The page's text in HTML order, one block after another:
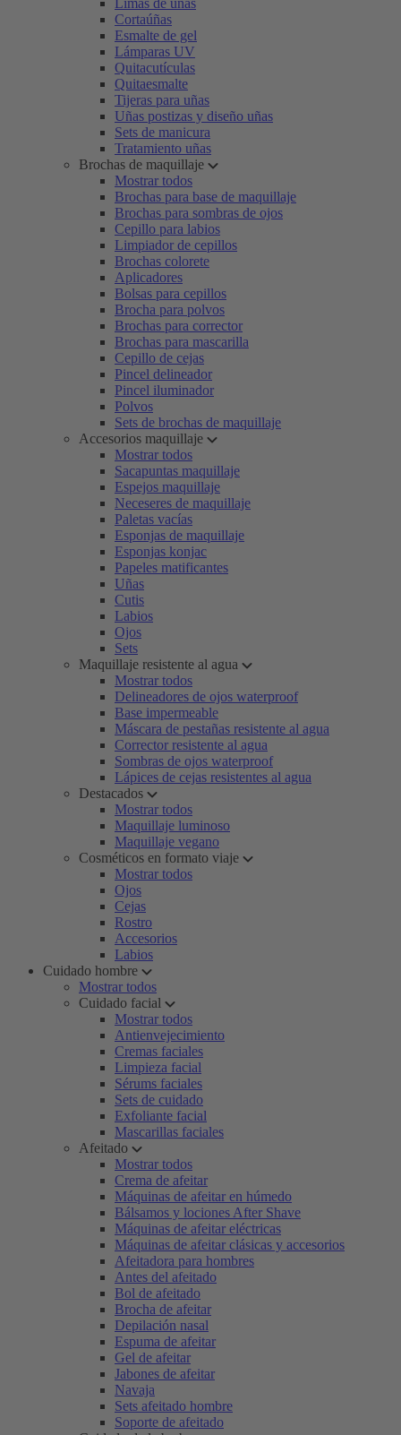
Limas de uñas
Cortaúñas
Esmalte de gel
Lámparas UV
Quitacutículas
Quitaesmalte
Tijeras para uñas
Uñas postizas y diseño uñas
Sets de manicura
Tratamiento uñas
Brochas de maquillaje
Mostrar todos
Brochas para base de maquillaje
Brochas para sombras de ojos
Cepillo para labios
Limpiador de cepillos
Brochas colorete
Aplicadores
Bolsas para cepillos
Brocha para polvos
Brochas para corrector
Brochas para mascarilla
Cepillo de cejas
Pincel delineador
Pincel iluminador
Polvos
Sets de brochas de maquillaje
Accesorios maquillaje
Mostrar todos
Sacapuntas maquillaje
Espejos maquillaje
Neceseres de maquillaje
Paletas vacías
Esponjas de maquillaje
Esponjas konjac
Papeles matificantes
Uñas
Cutis
Labios
Ojos
Sets
Maquillaje resistente al agua
Mostrar todos
Delineadores de ojos waterproof
Base impermeable
Máscara de pestañas resistente al agua
Corrector resistente al agua
Sombras de ojos waterproof
Lápices de cejas resistentes al agua
Destacados
Mostrar todos
Maquillaje luminoso
Maquillaje vegano
Cosméticos en formato viaje
Mostrar todos
Ojos
Cejas
Rostro
Accesorios
Labios
Cuidado hombre
Mostrar todos
Cuidado facial
Mostrar todos
Antienvejecimiento
Cremas faciales
Limpieza facial
Sérums faciales
Sets de cuidado
Exfoliante facial
Mascarillas faciales
Afeitado
Mostrar todos
Crema de afeitar
Máquinas de afeitar en húmedo
Bálsamos y lociones After Shave
Máquinas de afeitar eléctricas
Máquinas de afeitar clásicas y accesorios
Afeitadora para hombres
Antes del afeitado
Bol de afeitado
Brocha de afeitar
Depilación nasal
Espuma de afeitar
Gel de afeitar
Jabones de afeitar
Navaja
Sets afeitado hombre
Soporte de afeitado